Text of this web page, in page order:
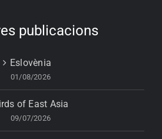
publicacions
Eslovènia
01/08/2026
of East Asia
09/07/2026